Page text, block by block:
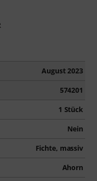
August 2023
574201
1 Stück
Nein
Fichte, massiv
Ahorn